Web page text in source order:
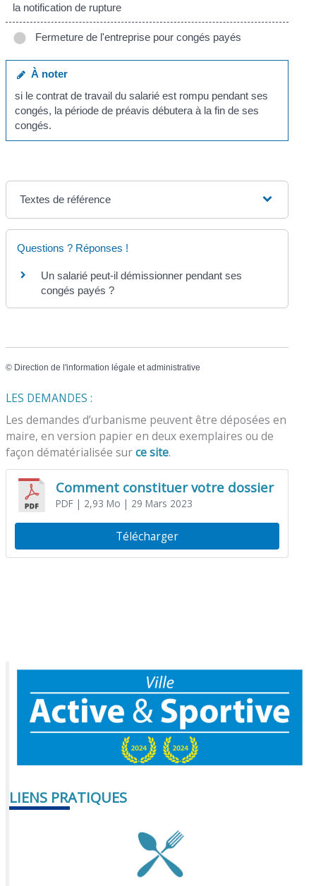
la notification de rupture
Fermeture de l'entreprise pour congés payés
À noter
si le contrat de travail du salarié est rompu pendant ses
congés, la période de préavis débutera à la fin de ses
congés.
Textes de référence
Questions ? Réponses !
Un salarié peut-il démissionner pendant ses
congés payés ?
© Direction de l'information légale et administrative
LES DEMANDES :
Les demandes d’urbanisme peuvent être déposées en
maire, en version papier en deux exemplaires ou de
façon dématérialisée surce site.
Comment constituer votre dossier
PDF| 2,93 Mo | 29 Mars 2023
Télécharger
LIENS PRATIQUES